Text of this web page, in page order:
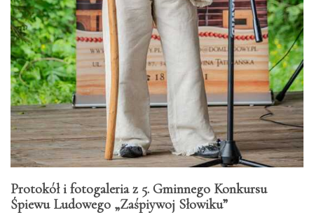
Protokół i fotogaleria z 5. Gminnego Konkursu
Śpiewu Ludowego „Zaśpiywoj Słowiku”